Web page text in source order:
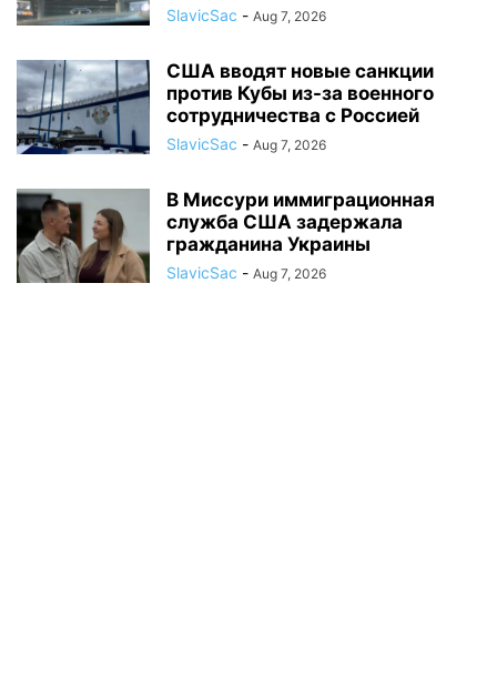
SlavicSac - Aug 7, 2026
США вводят новые санкции
против Кубы из-за военного
сотрудничества с Россией
SlavicSac - Aug 7, 2026
В Миссури иммиграционная
служба США задержала
гражданина Украины
SlavicSac - Aug 7, 2026